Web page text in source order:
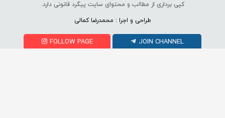
کپی برداری از مطالب و محتوای سایت پیگرد قانونی دارد.
طراحی و اجرا : محمدرضا کمالی
FOLLOW PAGE JOIN CHANNEL